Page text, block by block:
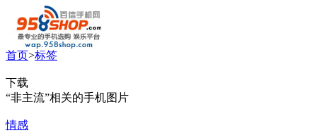
首页>标签
下载
“非主流”相关的手机图片
情感